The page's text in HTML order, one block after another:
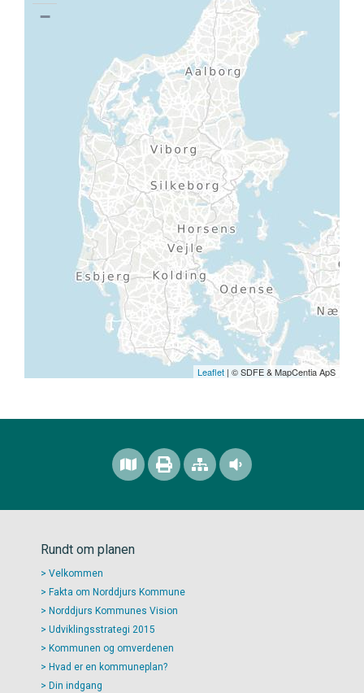
−
Leaflet | © SDFE & MapCentia ApS
Rundt om planen
Velkommen
Fakta om Norddjurs Kommune
Norddjurs Kommunes Vision
Udviklingsstrategi 2015
Kommunen og omverdenen
Hvad er en kommuneplan?
Din indgang